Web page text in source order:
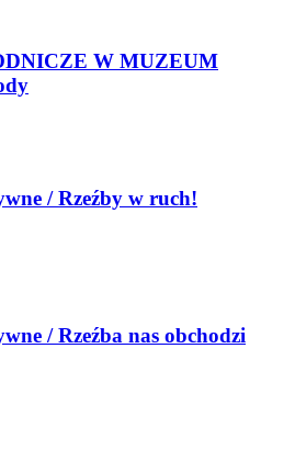
W MUZEUM
/ Rzeźby w ruch!
/ Rzeźba nas obchodzi